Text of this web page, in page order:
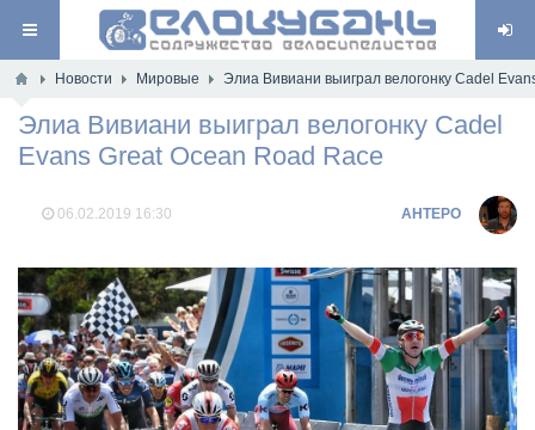
Новости Мировые Элиа Вивиани выиграл велогонку Cadel
Элиа Вивиани выиграл велогонку Cadel
Evans Great Ocean Road Race
06.02.2019 16:30 AHTEPO